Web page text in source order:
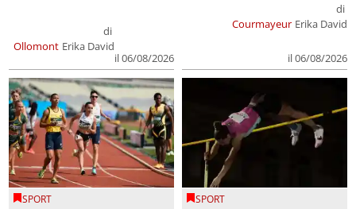
Ollomont
di
Erika David
il 06/08/2026
Courmayeur
di
Erika David
il 06/08/2026
SPORT SPORT